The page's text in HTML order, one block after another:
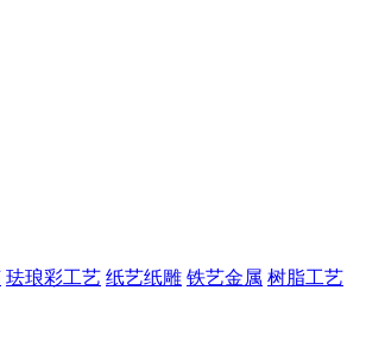
珐琅彩工艺 纸艺纸雕 铁艺金属 树脂工艺